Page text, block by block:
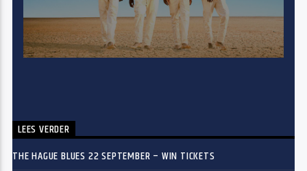
LEES VERDER
THE HAGUE BLUES 22 SEPTEMBER – WIN TICKETS